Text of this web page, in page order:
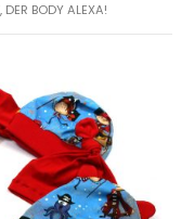
DER BODY ALEXA!